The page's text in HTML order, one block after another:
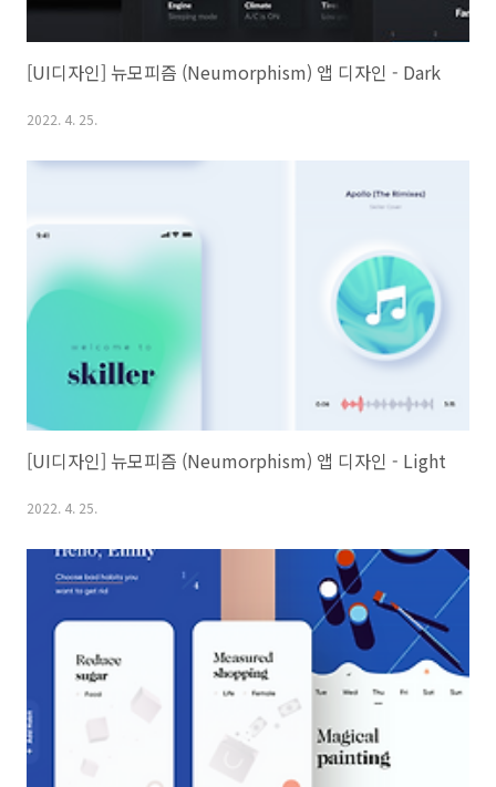
[UI디자인] 뉴모피즘 (Neumorphism) 앱 디자인 - Dark
2022. 4. 25.
[UI디자인] 뉴모피즘 (Neumorphism) 앱 디자인 - Light
2022. 4. 25.